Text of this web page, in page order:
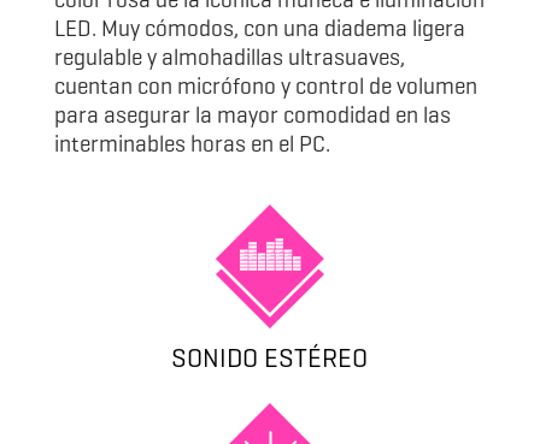
LED. Muy cómodos, con una diadema ligera
regulable y almohadillas ultrasuaves,
cuentan con micrófono y control de volumen
para asegurar la mayor comodidad en las
interminables horas en el PC.
SONIDO ESTÉREO